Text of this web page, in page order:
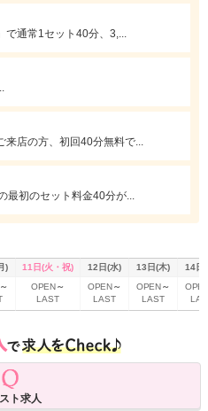
達とワイワイ盛り上がって美味しいお
ケが無料で歌い放題で、セット料金も
新橋GALたちがあなたのご来店、お待
通常1セット40分、3,...
店の方、初回40分無料で...
初のセット料金40分が...
) 11日(火・祝) 12日(水) 13日(木) 14日
～
OPEN～
LAST
OPEN～
LAST
OPEN～
LAST
ト求人